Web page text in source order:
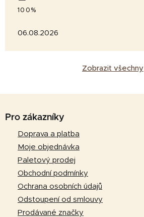
100%
06.08.2026
Zobrazit všechny
Pro zákazníky
Doprava a platba
Moje objednávka
Paletový prodej
Obchodní podmínky
Ochrana osobních údajů
Odstoupení od smlouvy
Prodávané značky